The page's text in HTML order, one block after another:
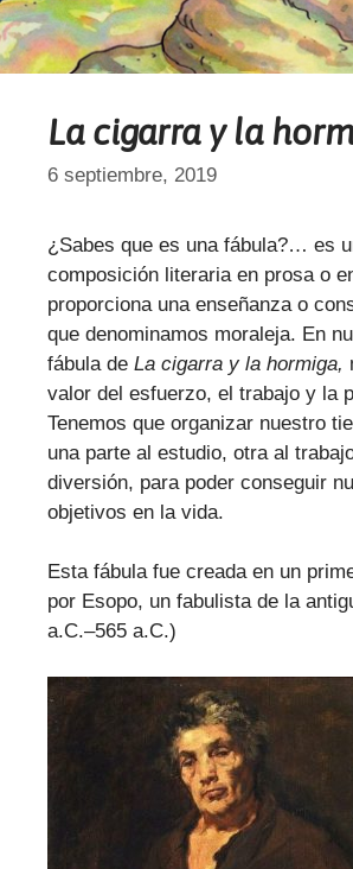
La cigarra y la
6 septiembre, 2019
¿Sabes que es una fábula?… es
composición literaria en prosa o
proporciona una enseñanza o
que denominamos moraleja. En
fábula de La cigarra y la hormiga,
valor del esfuerzo, el trabajo y la
Tenemos que organizar nuestro
una parte al estudio, otra al
diversión, para poder conseguir
objetivos en la vida.
Esta fábula fue creada en un
por Esopo, un fabulista de la
a.C.–565 a.C.)